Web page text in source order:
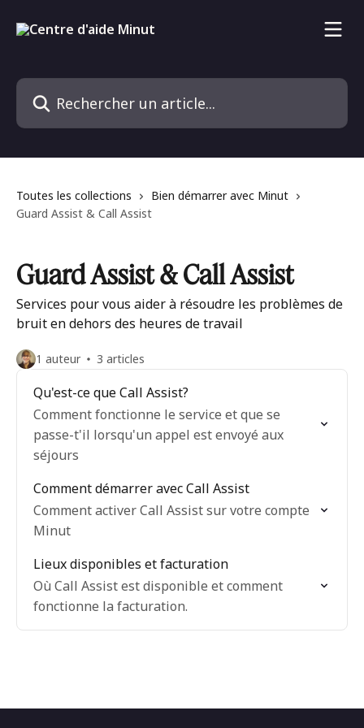
Rechercher un article...
Toutes les collections
Bien démarrer avec Minut
Guard Assist & Call Assist
Guard Assist & Call Assist
Services pour vous aider à résoudre les problèmes de
bruit en dehors des heures de travail
1 auteur 3 articles
Qu'est-ce que Call Assist?
Comment fonctionne le service et que se
passe-t'il lorsqu'un appel est envoyé aux
séjours
Comment démarrer avec Call Assist
Comment activer Call Assist sur votre compte
Minut
Lieux disponibles et facturation
Où Call Assist est disponible et comment
fonctionne la facturation.